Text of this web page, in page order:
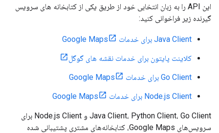
این API را به زبان انتخابی خود از طریق یکی از کتابخانه های سرویس
گیرنده زیر فراخوانی کنید:
Java Client برای خدمات Google Maps
کلاینت پایتون برای خدمات نقشه های گوگل
Go Client برای خدمات Google Maps
Node.js Client برای خدمات Google Maps
Java Client، Python Client، Go Client و Node.js Client برای
سرویس‌های Google Maps، کتابخانه‌های مشتری پشتیبانی شده